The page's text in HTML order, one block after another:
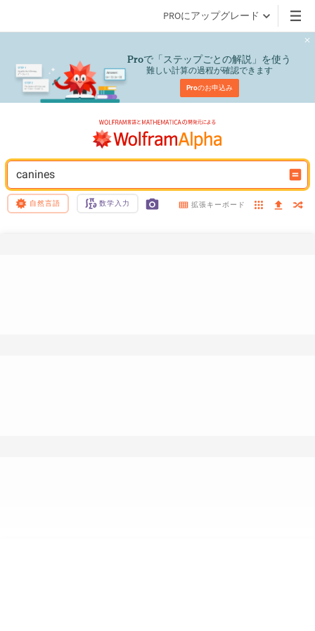
PROにアップグレード
Proで「ステップごとの解説」を使う
難しい計算の過程が確認できます
Proのお申込み
canines
自然言語 数学入力 拡張キーボード